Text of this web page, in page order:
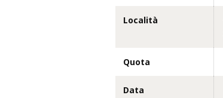
Località
Quota
Data